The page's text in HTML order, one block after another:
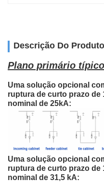
Descrição Do Produto
Plano primário típico
Uma solução opcional
ruptura de curto prazo de
nominal de 25kA:
Uma solução opcional
ruptura de curto prazo de
nominal de 31,5 kA: